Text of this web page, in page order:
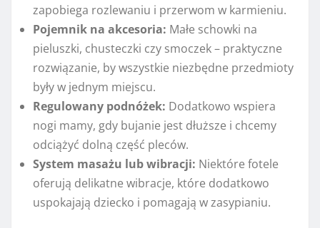
zapobiega rozlewaniu i przerwom w karmieniu.
Pojemnik na akcesoria: Małe schowki na
pieluszki, chusteczki czy smoczek – praktyczne
rozwiązanie, by wszystkie niezbędne przedmioty
były w jednym miejscu.
Regulowany podnóżek: Dodatkowo wspiera
nogi mamy, gdy bujanie jest dłuższe i chcemy
odciążyć dolną część pleców.
System masażu lub wibracji: Niektóre fotele
oferują delikatne wibracje, które dodatkowo
uspokajają dziecko i pomagają w zasypianiu.